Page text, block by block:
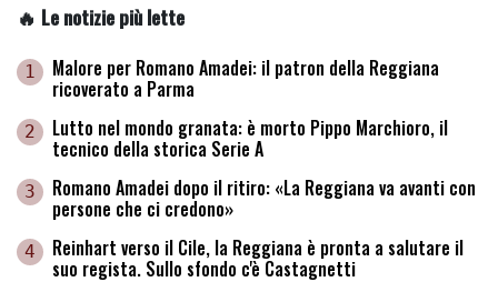
🔥 Le notizie più lette
1 Malore per Romano Amadei: il patron della Reggiana
ricoverato a Parma
2 Lutto nel mondo granata: è morto Pippo Marchioro, il
tecnico della storica Serie A
3 Romano Amadei dopo il ritiro: «La Reggiana va avanti con
persone che ci credono»
4 Reinhart verso il Cile, la Reggiana è pronta a salutare il
suo regista. Sullo sfondo c'è Castagnetti